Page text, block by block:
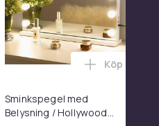
i varukorgenReplacement, 1, 2 -
% ren skuren skärbräda i
Sminkspegel med
Belysning / Hollywood
Lägg till
Köp